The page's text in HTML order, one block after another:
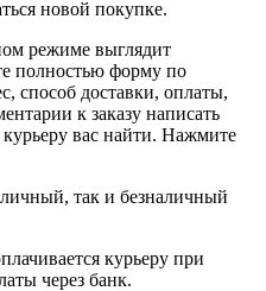
новой покупке.
режиме выглядит
полностью форму по
способ доставки, оплаты,
к заказу написать
вас найти. Нажмите
так и безналичный
курьеру при
через банк.